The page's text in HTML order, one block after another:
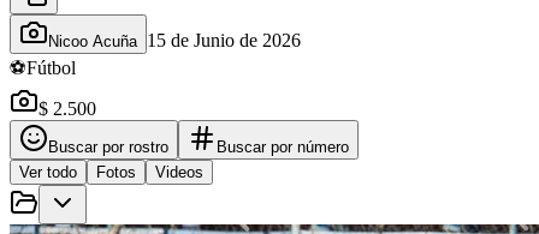
Nicoo Acuña 15 de Junio de 2026
⚽Fútbol
$ 2.500
Buscar por rostro
Buscar por número
Ver todo
Fotos Videos